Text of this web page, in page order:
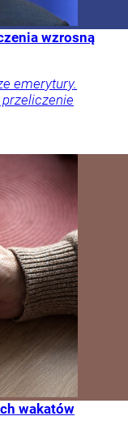
wzrosną
emerytury.
wakatów